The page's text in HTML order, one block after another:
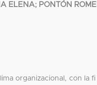
ELENA; PONTÓN
organizacional, con la